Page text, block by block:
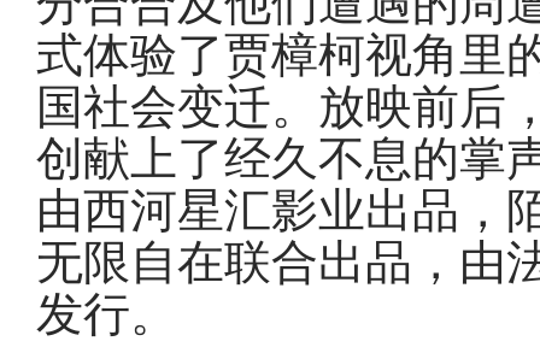
式体验了贾樟柯视角里
国社会变迁。放映前后
创献上了经久不息的掌
由西河星汇影业出品，
无限自在联合出品，由
发行。